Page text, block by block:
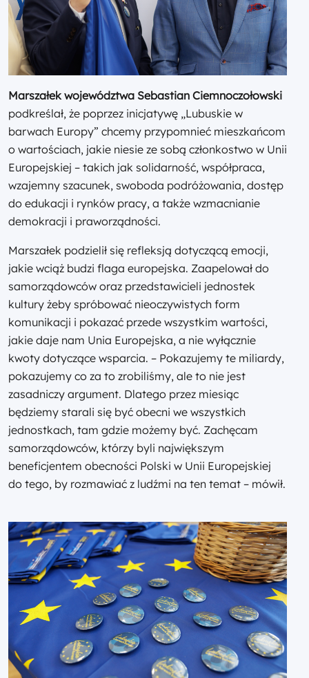
Marszałek województwa Sebastian Ciemnoczołowski
podkreślał, że poprzez inicjatywę „Lubuskie w
barwach Europy” chcemy przypomnieć mieszkańcom
o wartościach, jakie niesie ze sobą członkostwo w Unii
Europejskiej – takich jak solidarność, współpraca,
wzajemny szacunek, swoboda podróżowania, dostęp
do edukacji i rynków pracy, a także wzmacnianie
demokracji i praworządności.
Marszałek podzielił się refleksją dotyczącą emocji,
jakie wciąż budzi flaga europejska. Zaapelował do
samorządowców oraz przedstawicieli jednostek
kultury żeby spróbować nieoczywistych form
komunikacji i pokazać przede wszystkim wartości,
jakie daje nam Unia Europejska, a nie wyłącznie
kwoty dotyczące wsparcia. – Pokazujemy te miliardy,
pokazujemy co za to zrobiliśmy, ale to nie jest
zasadniczy argument. Dlatego przez miesiąc
będziemy starali się być obecni we wszystkich
jednostkach, tam gdzie możemy być. Zachęcam
samorządowców, którzy byli największym
beneficjentem obecności Polski w Unii Europejskiej
do tego, by rozmawiać z ludźmi na ten temat – mówił.